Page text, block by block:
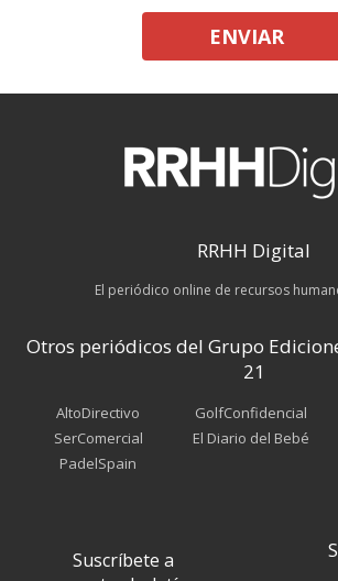
ENVIAR
RRHH Digital
El periódico online de recursos
Otros periódicos del Grupo
21
AltoDirectivo
SerComercial
PadelSpain
GolfConfidencial
El Diario del Bebé
Suscríbete a